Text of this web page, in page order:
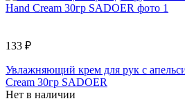
133 ₽
Увлажняющий крем для рук с
Cream 30гр SADOER
Нет в наличии